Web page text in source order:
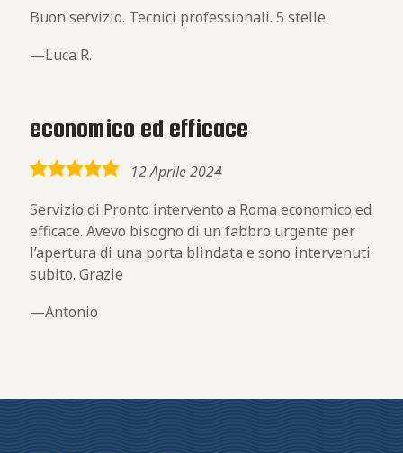
Buon servizio. Tecnici professionali. 5 stelle.
Luca R.
economico ed efficace
5,0
12 Aprile 2024
Servizio di Pronto intervento a Roma economico ed
efficace. Avevo bisogno di un fabbro urgente per
l’apertura di una porta blindata e sono intervenuti
subito. Grazie
Antonio